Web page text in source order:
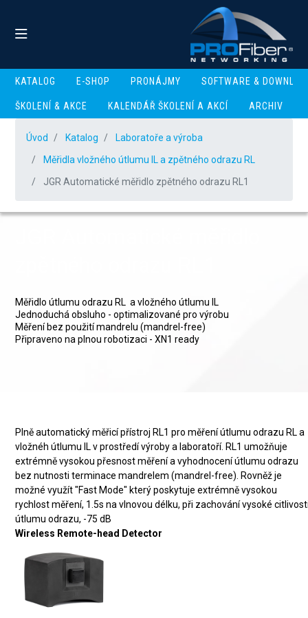
KATALOG E-SHOP PRONÁJMY SOFTWARE &
ŠKOLENÍ & AKCE KALENDÁŘ ŠKOLENÍ A AKCÍ ARCHIV
Úvod Katalog
Laboratoře a výroba
Měřidla vložného útlumu IL a zpětného odrazu RL
JGR Automatické měřidlo zpětného odrazu RL1
Měřidlo útlumu odrazu RL a vložného útlumu IL
Jednoduchá obsluho - optimalizované pro výrobu
Měření bez použití mandrelu (mandrel-free)
Připraveno na plnou robotizaci - XN1 ready
Plně automatický měřicí přístroj RL1 pro měření útlumu odrazu RL a
vložnéh útlumu IL v prostředí výroby a laboratoří. RL1 umožňuje
extrémně vysokou přesnost měření a vyhodnocení útlumu odrazu
bez nutnosti terminace mandrelem (mandrel-free). Rovněž je
možné využít "Fast Mode" který poskytuje extrémně vysokou
rychlost měření, 1.5s na vlnovou délku, při zachování vysoké
útlumu odrazu, -75 dB
Wireless Remote-head Detector